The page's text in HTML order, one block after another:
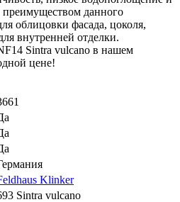
преимуществом данного
облицовки фасада, цоколя,
внутренней отделки.
Sintra vulcano в нашем
цене!
Klinker
Sintra vulcano